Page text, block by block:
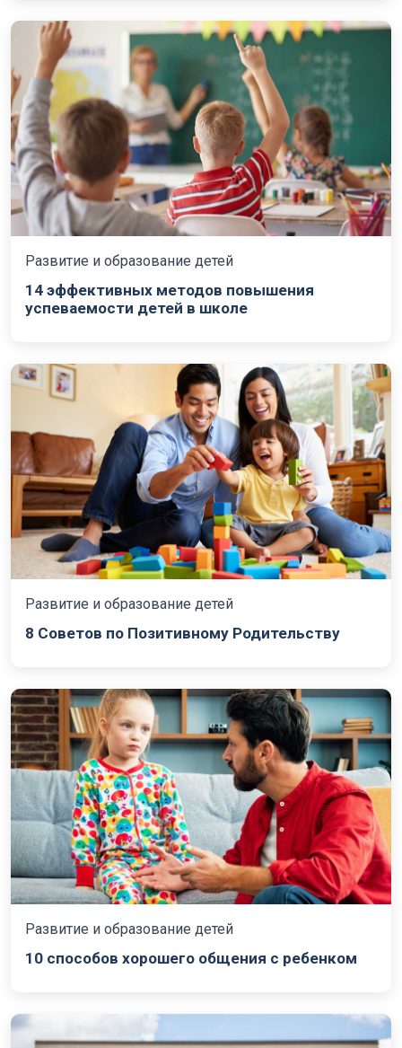
Развитие и образование детей
14 эффективных методов повышения
успеваемости детей в школе
Развитие и образование детей
8 Советов по Позитивному Родительству
Развитие и образование детей
10 способов хорошего общения с ребенком